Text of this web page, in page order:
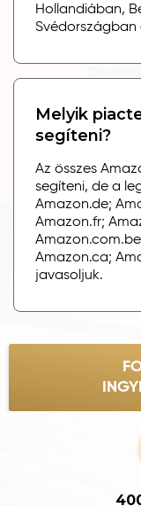
Hollandiában,
Svédországban
Melyik
segíteni?
Az összes
segíteni, de a
Amazon.de;
Amazon.fr;
Amazon.ca;
javasoljuk.